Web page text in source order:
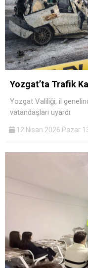
Yozgat’ta Trafik
Yozgat Valiliği, il
vatandaşları uyardı.
12 Nisan 2026 Pazar